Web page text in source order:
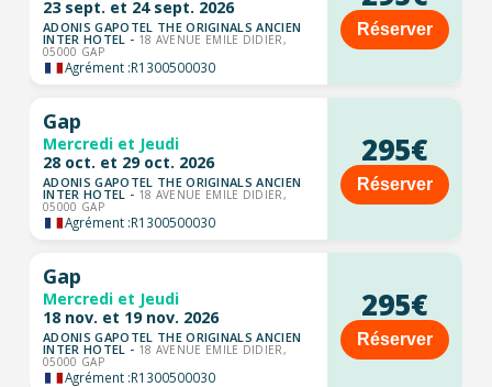
23 sept. et 24 sept. 2026
ADONIS GAPOTEL THE ORIGINALS ANCIEN
INTER HOTEL - 18 AVENUE EMILE DIDIER,
05000 GAP
Agrément :R1300500030
Réserver
Gap
Mercredi et Jeudi
28 oct. et 29 oct. 2026
ADONIS GAPOTEL THE ORIGINALS ANCIEN
INTER HOTEL - 18 AVENUE EMILE DIDIER,
05000 GAP
Agrément :R1300500030
295€
Réserver
Gap
Mercredi et Jeudi
18 nov. et 19 nov. 2026
ADONIS GAPOTEL THE ORIGINALS ANCIEN
INTER HOTEL - 18 AVENUE EMILE DIDIER,
05000 GAP
Agrément :R1300500030
295€
Réserver